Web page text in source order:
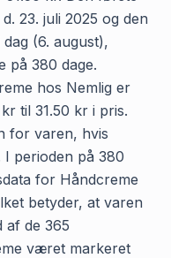
23. juli 2025 og den
(6. august),
på 380 dage.
hos Nemlig er
til 31.50 kr i pris.
for varen, hvis
perioden på 380
for Håndcreme
betyder, at varen
af de 365
været markeret